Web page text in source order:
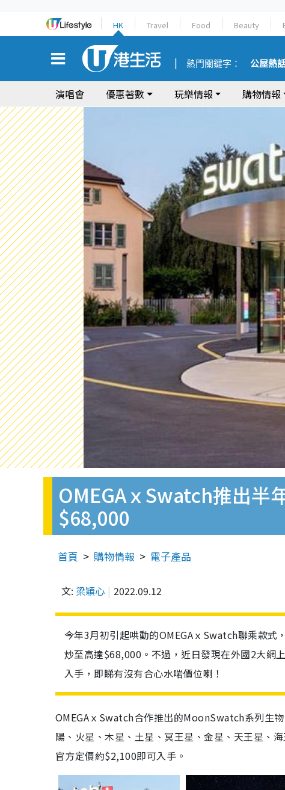
HK Travel Food Beauty
熱門關鍵字： 公屋熱
演唱會 優惠著數 玩樂情報 購物情報
OMEGAｘSwatch推出半
$68,000
首頁 購物情報 電子產品
文: 梁穎心 2022.09.12
今年3月初引起哄動的OMEGAｘSwatch聯乘款
炒至高達$68,000。不過，近日發現在外國2大網
入手，即睇有沒有合心水啱價位喇！
OMEGAｘSwatch合作推出的MoonSwatch系列生
陽、火星、木星、土星、冥王星、金星、天王星、
官方定價約$2,100即可入手。